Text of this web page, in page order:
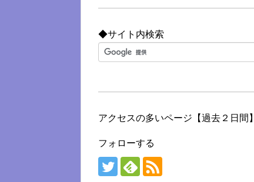
◆サイト内検索
アクセスの多いページ【過去２日間】
フォローする